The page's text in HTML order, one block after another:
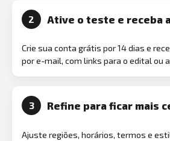
2 Ative o teste e receba
Crie sua conta grátis por 14 dias e
por e-mail, com links para o edital ou
3 Refine para ficar mais
Ajuste regiões, horários, termos e